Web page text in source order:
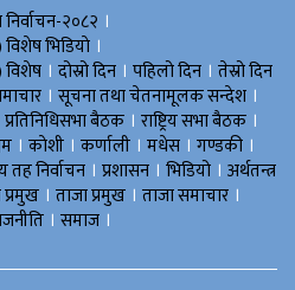
निर्वाचन-२०८२ ।
भिडियाे ।
विशेष । दोस्रो दिन । पहिलो दिन । तेस्रो दिन
। सूचना तथा चेतनामूलक सन्देश ।
प्रतिनिधिसभा बैठक । राष्ट्रिय सभा बैठक ।
। काेशी । कर्णाली । मधेस । गण्डकी ।
तह निर्वाचन । प्रशासन । भिडियो । अर्थतन्त्र
। ताजा प्रमुख । ताजा समाचार ।
। समाज ।